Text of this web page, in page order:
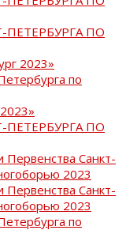
ПЕТЕРБУРГА ПО
2023»
по
ПЕТЕРБУРГА ПО
Первенства Санкт-
2023
Первенства Санкт-
2023
по